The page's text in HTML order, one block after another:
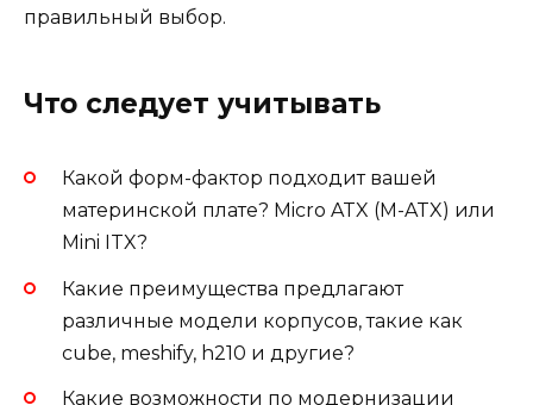
правильный выбор.
Что следует учитывать
Какой форм-фактор подходит вашей
материнской плате? Micro ATX (M-ATX) или
Mini ITX?
Какие преимущества предлагают
различные модели корпусов, такие как
cube, meshify, h210 и другие?
Какие возможности по модернизации